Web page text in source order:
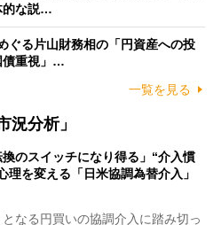
的な説…
ぐる片山財務相の「円資産への投
債重視」…
一覧を見る
況分析」
換のスイッチになり得る」“介入慣
理を変える「日米協調為替介入」
なる円買いの協調介入に踏み切っ